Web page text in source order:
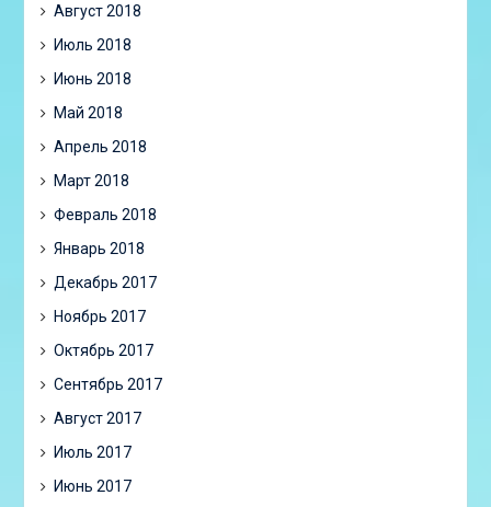
Август 2018
Июль 2018
Июнь 2018
Май 2018
Апрель 2018
Март 2018
Февраль 2018
Январь 2018
Декабрь 2017
Ноябрь 2017
Октябрь 2017
Сентябрь 2017
Август 2017
Июль 2017
Июнь 2017